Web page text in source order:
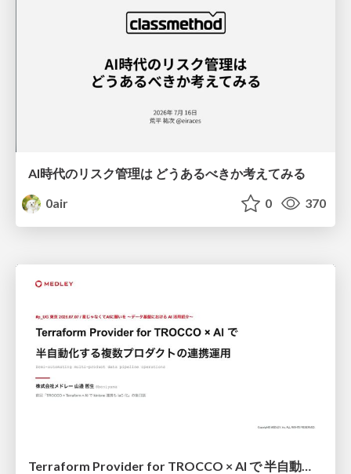
AI時代のリスク管理は どうあるべきか考えてみる
0air
0 370